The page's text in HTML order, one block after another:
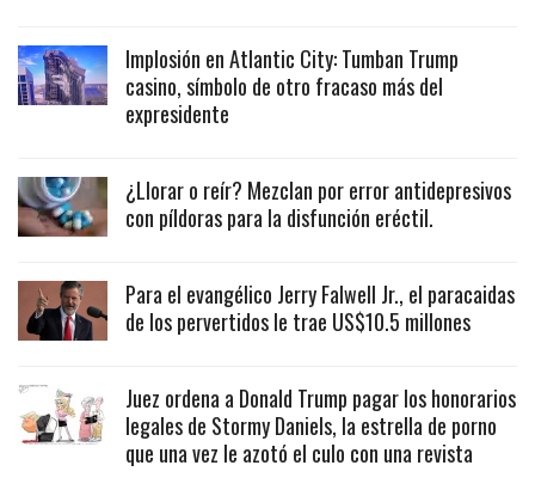
Implosión en Atlantic City: Tumban Trump
casino, símbolo de otro fracaso más del
expresidente
¿Llorar o reír? Mezclan por error antidepresivos
con píldoras para la disfunción eréctil.
Para el evangélico Jerry Falwell Jr., el paracaidas
de los pervertidos le trae US$10.5 millones
Juez ordena a Donald Trump pagar los honorarios
legales de Stormy Daniels, la estrella de porno
que una vez le azotó el culo con una revista